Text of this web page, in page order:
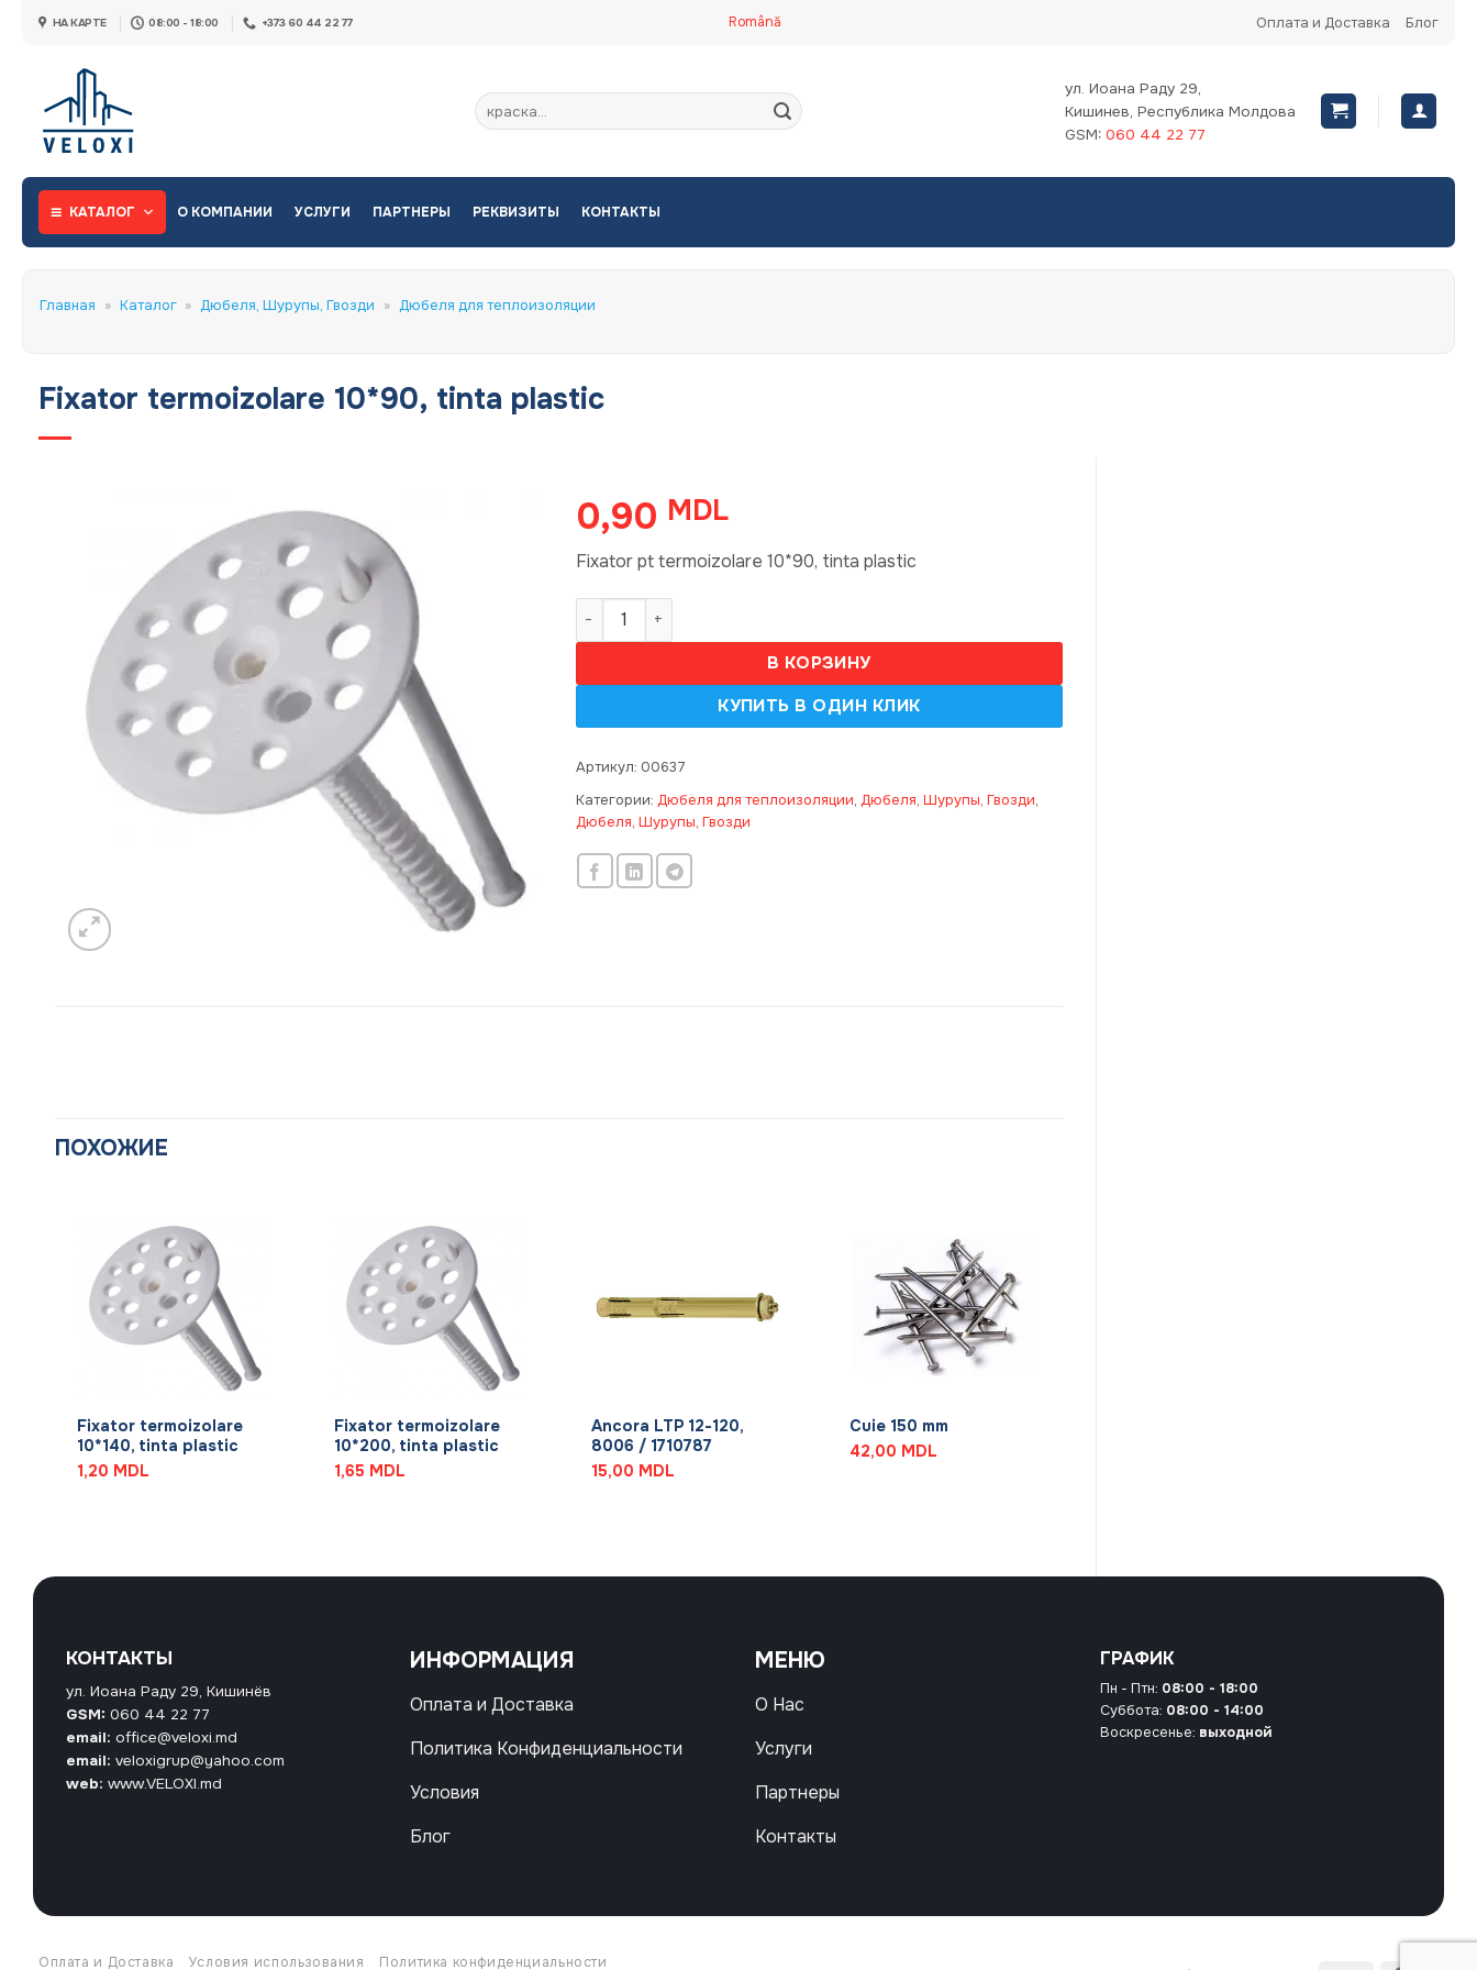
НА КАРТЕ 08:00 - 18:00 +373 60 44 22 77 Română Оплата и Доставка Блог
Искать:
ул. Иоана Раду 29,
Кишинев, Республика Молдова
GSM: 060 44 22 77
КАТАЛОГ О КОМПАНИИ УСЛУГИ ПАРТНЕРЫ РЕКВИЗИТЫ КОНТАКТЫ
Главная » Каталог » Дюбеля, Шурупы, Гвозди » Дюбеля для теплоизоляции
Fixator termoizolare 10*90, tinta plastic
0,90 MDL
Fixator pt termoizolare 10*90, tinta plastic
Количество товара Fixator termoizolare 10*90, tinta plastic
В КОРЗИНУ
Артикул: 00637
Категории: Дюбеля для теплоизоляции, Дюбеля, Шурупы, Гвозди,
Дюбеля, Шурупы, Гвозди
ПОХОЖИЕ
Fixator termoizolare
10*140, tinta plastic
1,20 MDL
Fixator termoizolare
10*200, tinta plastic
1,65 MDL
Ancora LTP 12-120,
8006 / 1710787
15,00 MDL
Cuie 150 mm
42,00 MDL
КОНТАКТЫ
ул. Иоана Раду 29, Кишинёв
GSM: 060 44 22 77
email: office@veloxi.md
email: veloxigrup@yahoo.com
web: www.VELOXI.md
ИНФОРМАЦИЯ
Оплата и Доставка
Политика Конфиденциальности
Условия
Блог
МЕНЮ
О Нас
Услуги
Партнеры
Контакты
ГРАФИК
Пн - Птн: 08:00 - 18:00
Суббота: 08:00 - 14:00
Воскресенье: выходной
Оплата и Доставка Условия использования Политика конфиденциальности